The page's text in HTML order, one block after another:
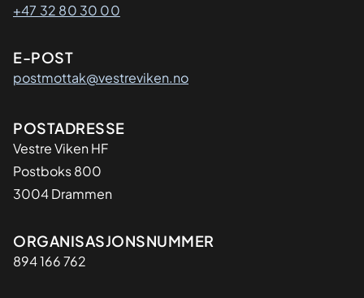
+47 32 80 30 00
E-POST
postmottak@vestreviken.no
Adresse
POSTADRESSE
Vestre Viken HF
Postboks 800
3004 Drammen
Organisasjon
ORGANISASJONSNUMMER
894 166 762